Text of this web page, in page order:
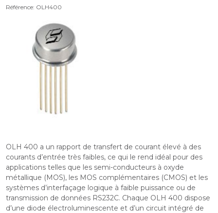
Référence: OLH400
OLH 400 a un rapport de transfert de courant élevé à des
courants d’entrée très faibles, ce qui le rend idéal pour des
applications telles que les semi-conducteurs à oxyde
métallique (MOS), les MOS complémentaires (CMOS) et les
systèmes d’interfaçage logique à faible puissance ou de
transmission de données RS232C. Chaque OLH 400 dispose
d’une diode électroluminescente et d’un circuit intégré de